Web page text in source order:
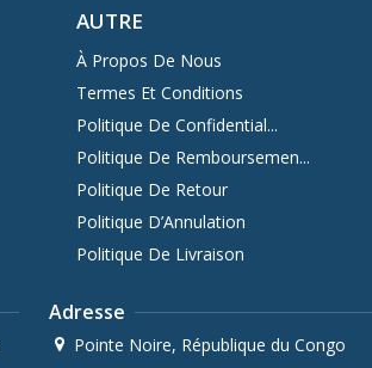
AUTRE
À Propos De Nous
Termes Et Conditions
Politique De Confidential...
Politique De Remboursemen...
Politique De Retour
Politique D’Annulation
Politique De Livraison
Adresse
Pointe Noire, République du Congo